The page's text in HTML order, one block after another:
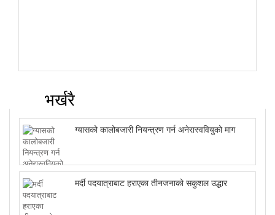
भर्खरै
ग्यासको कालोबजारी नियन्त्रण गर्न अनेरास्ववियुको माग
मर्दी पदयात्राबाट हराएका तीनजनाको सकुशल उद्धार